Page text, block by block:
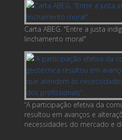
Carta ABEG. "Entre a justa
linchamento moral"
“A participação efetiva da
resultou em avanços e
necessidades do mercado e